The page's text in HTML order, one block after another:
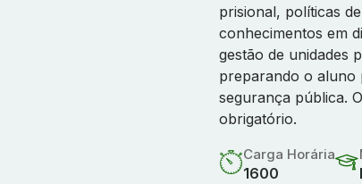
prisional, políticas
conhecimentos em
gestão de unidades
preparando o aluno
segurança pública.
obrigatório.
Carga Horária
1600